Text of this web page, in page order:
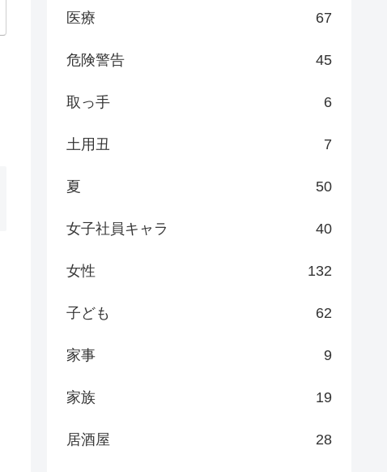
医療 67
危険警告 45
取っ手 6
土用丑 7
夏 50
女子社員キャラ 40
女性 132
子ども 62
家事 9
家族 19
居酒屋 28